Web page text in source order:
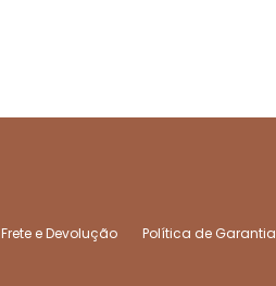
Frete e Devolução Política de Garantia